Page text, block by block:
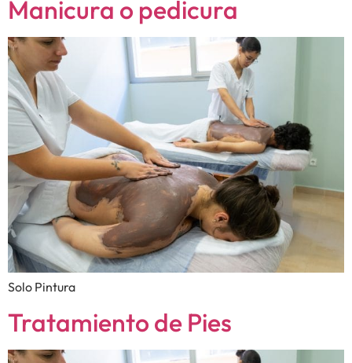
Manicura o pedicura
Solo Pintura
Tratamiento de Pies